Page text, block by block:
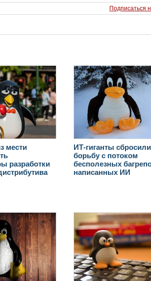
Подписаться
мести
разработки
ИТ-гиганты
борьбу с потоком
бесполезных
написанных ИИ